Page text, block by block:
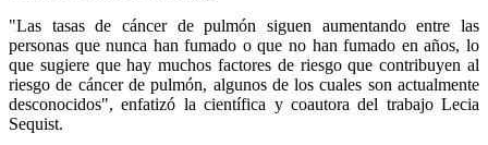
"Las tasas de cáncer de pulmón siguen aumentando entre las
personas que nunca han fumado o que no han fumado en años, lo
que sugiere que hay muchos factores de riesgo que contribuyen al
riesgo de cáncer de pulmón, algunos de los cuales son actualmente
desconocidos", enfatizó la científica y coautora del trabajo Lecia
Sequist.